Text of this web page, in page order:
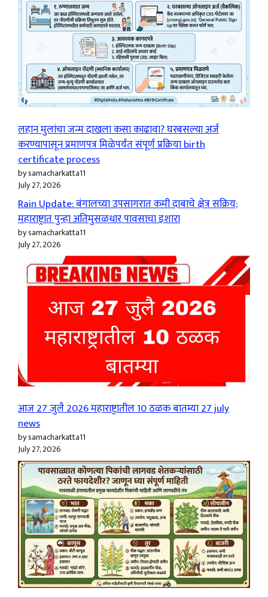
लहान मुलांचा जन्म दाखला कसा काढावा? घरबसल्या अर्ज
करण्यापासून प्रमाणपत्र मिळेपर्यंत संपूर्ण प्रक्रिया birth
certificate process
by samacharkatta11
July 27, 2026
Rain Update: बंगालच्या उपसागरात कमी दाबाचे क्षेत्र सक्रिय;
महाराष्ट्रात पुन्हा अतिमुसळधार पावसाचा इशारा
by samacharkatta11
July 27, 2026
आज 27 जुलै 2026 महाराष्ट्रातील 10 ठळक बातम्या 27 july
news
by samacharkatta11
July 27, 2026